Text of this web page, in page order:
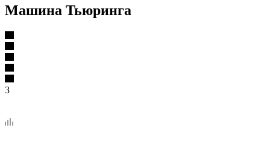
Машина Тьюринга
3